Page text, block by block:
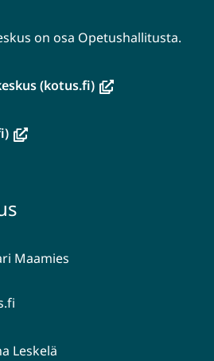
on osa Opetushallitusta.
(kotus.fi)(avautuu
(avautuu
toiseen
Maamies
Leskelä